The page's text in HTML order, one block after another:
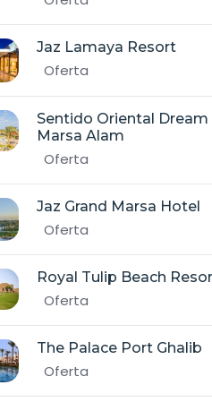
Jaz Lamaya Resort
Oferta
Sentido Oriental
Marsa Alam
Oferta
Jaz Grand Marsa Hotel
Oferta
Royal Tulip Beach
Oferta
The Palace Port Ghalib
Oferta